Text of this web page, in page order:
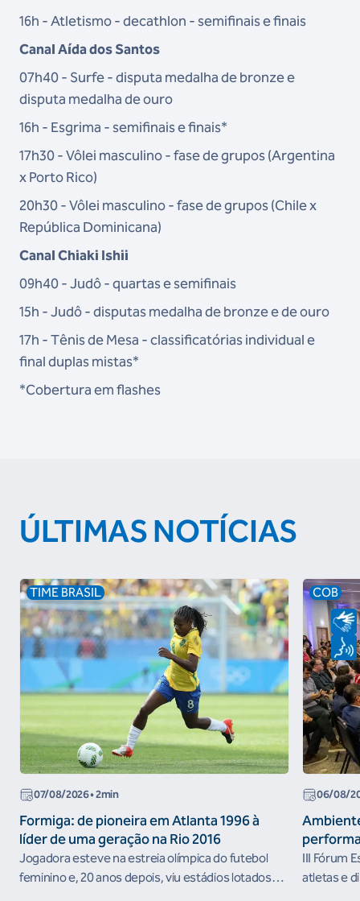
16h - Atletismo - decathlon - semifinais e finais
Canal Aída dos Santos
07h40 - Surfe - disputa medalha de bronze e
disputa medalha de ouro
16h - Esgrima - semifinais e finais*
17h30 - Vôlei masculino - fase de grupos (Argentina
x Porto Rico)
20h30 - Vôlei masculino - fase de grupos (Chile x
República Dominicana)
Canal Chiaki Ishii
09h40 - Judô - quartas e semifinais
15h - Judô - disputas medalha de bronze e de ouro
17h - Tênis de Mesa - classificatórias individual e
final duplas mistas*
*Cobertura em flashes
ÚLTIMAS NOTÍCIAS
TIME BRASIL
07/08/2026• 2min
Formiga: de pioneira em Atlanta 1996 à
líder de uma geração na Rio 2016
Jogadora esteve na estreia olímpica do futebol
feminino e, 20 anos depois, viu estádios lotados
COB
06/08/
III Fórum
atletas e